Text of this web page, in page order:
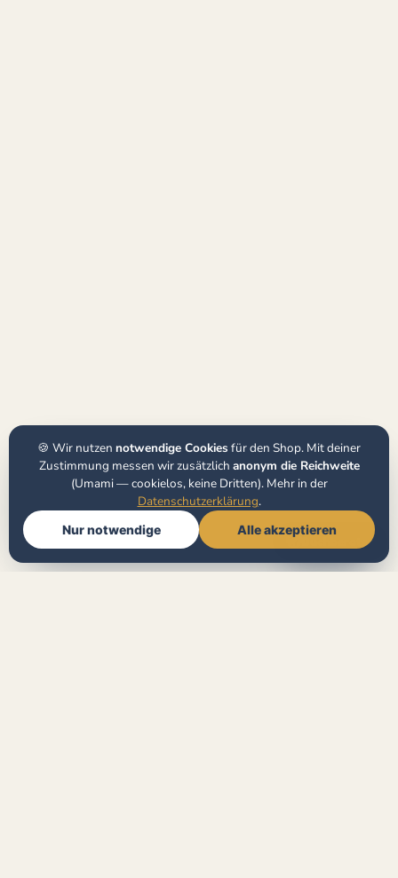
🧭 Buchberater
🍪 Wir nutzen notwendige Cookies für den Shop. Mit deiner
Zustimmung messen wir zusätzlich anonym die Reichweite
(Umami — cookielos, keine Dritten). Mehr in der
Datenschutzerklärung.
Nur notwendige Alle akzeptieren